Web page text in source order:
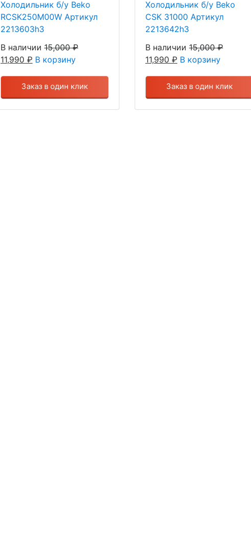
Холодильник б/у Beko
RCSK250M00W Артикул
2213603h3
В наличии 15,000₽
11,990 ₽ В корзину
Заказ в один клик
Холодильник б/у Beko
CSK 31000 Артикул
2213642h3
В наличии 15,000₽
11,990 ₽ В корзину
Заказ в один клик